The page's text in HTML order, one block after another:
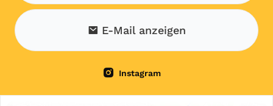
E-Mail anzeigen
Instagram